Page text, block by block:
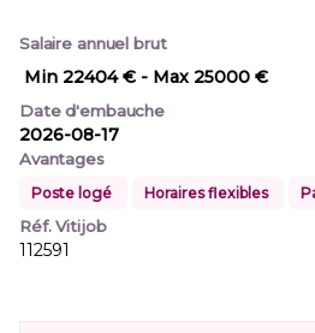
Salaire annuel brut
Min 22404 € - Max 25000 €
Date d'embauche
2026-08-17
Avantages
Poste logé Horaires flexibles
Réf. Vitijob
112591